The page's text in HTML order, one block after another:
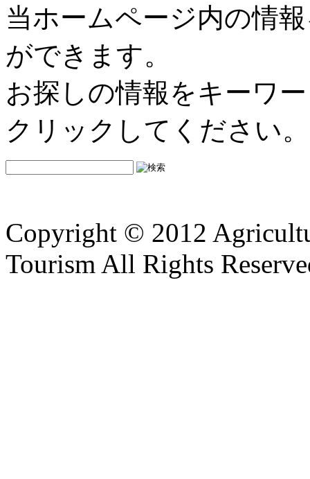
当ホームページ内の情
ができます。
お探しの情報をキーワ
クリックしてください。
Copyright © 2012
Tourism All Rights